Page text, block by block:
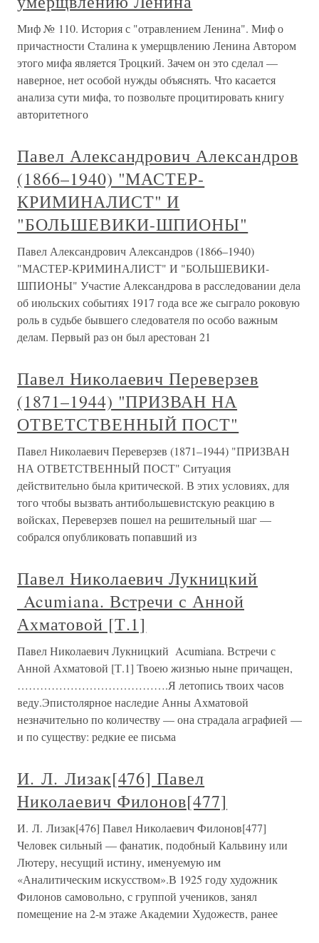
Миф № 110. История с "отравлением Ленина". Миф о
причастности Сталина к умерщвлению Ленина Автором
этого мифа является Троцкий. Зачем он это сделал —
наверное, нет особой нужды объяснять. Что касается
анализа сути мифа, то позвольте процитировать книгу
авторитетного
Павел Александрович Александров
(1866–1940) "МАСТЕР-
КРИМИНАЛИСТ" И
"БОЛЬШЕВИКИ-ШПИОНЫ"
Павел Александрович Александров (1866–1940)
"МАСТЕР-КРИМИНАЛИСТ" И "БОЛЬШЕВИКИ-
ШПИОНЫ" Участие Александрова в расследовании дела
об июльских событиях 1917 года все же сыграло роковую
роль в судьбе бывшего следователя по особо важным
делам. Первый раз он был арестован 21
Павел Николаевич Переверзев
(1871–1944) "ПРИЗВАН НА
ОТВЕТСТВЕННЫЙ ПОСТ"
Павел Николаевич Переверзев (1871–1944) "ПРИЗВАН
НА ОТВЕТСТВЕННЫЙ ПОСТ" Ситуация
действительно была критической. В этих условиях, для
того чтобы вызвать антибольшевистскую реакцию в
войсках, Переверзев пошел на решительный шаг —
собрался опубликовать попавший из
Павел Николаевич Лукницкий
Acumiana. Встречи с Анной
Ахматовой [Т.1]
Павел Николаевич Лукницкий Acumiana. Встречи с
Анной Ахматовой [Т.1] Твоею жизнью ныне причащен,
………………………………….Я летопись твоих часов
веду.Эпистолярное наследие Анны Ахматовой
незначительно по количеству — она страдала аграфией —
и по существу: редкие ее письма
И. Л. Лизак[476] Павел
Николаевич Филонов[477]
И. Л. Лизак[476] Павел Николаевич Филонов[477]
Человек сильный — фанатик, подобный Кальвину или
Лютеру, несущий истину, именуемую им
«Аналитическим искусством».В 1925 году художник
Филонов самовольно, с группой учеников, занял
помещение на 2-м этаже Академии Художеств, ранее